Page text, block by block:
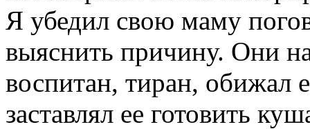
Я убедил свою маму
выяснить причину. Они
воспитан, тиран, обижал
заставлял ее готовить